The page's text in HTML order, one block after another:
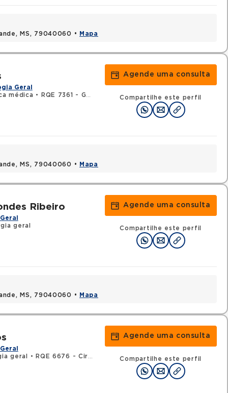
MS, 79040060 • Mapa
Geral
médica • RQE 7361 - Gastroenterologia
Agende uma consulta
Compartilhe este perfil
MS, 79040060 • Mapa
Ribeiro
geral
Agende uma consulta
Compartilhe este perfil
MS, 79040060 • Mapa
geral
• RQE 6676 - Cirurgia do aparelho digestivo
Agende uma consulta
Compartilhe este perfil